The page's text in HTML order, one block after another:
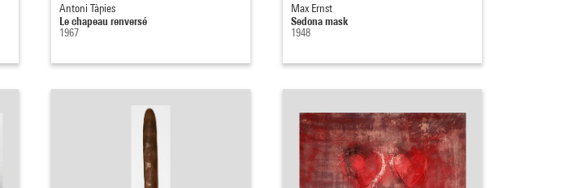
Antoni Tàpies
Le chapeau renversé
1967
Max Ernst
Sedona mask
1948